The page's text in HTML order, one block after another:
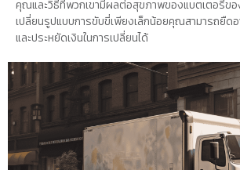
คุณและวิธีที่พวกเขามีผลต่อสุขภาพของแบตเตอรี่ข
เปลี่ยนรูปแบบการขับขี่เพียงเล็กน้อยคุณสามารถยืดอ
และประหยัดเงินในการเปลี่ยนได้